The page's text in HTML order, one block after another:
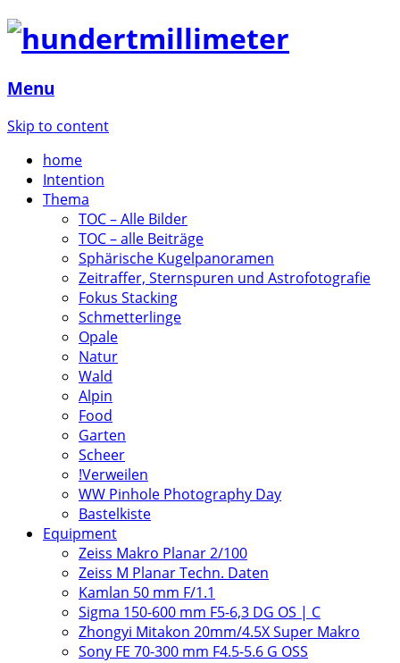
Menu
Skip to content
home
Intention
Thema
TOC – Alle Bilder
TOC – alle Beiträge
Sphärische Kugelpanoramen
Zeitraffer, Sternspuren und Astrofotografie
Fokus Stacking
Schmetterlinge
Opale
Natur
Wald
Alpin
Food
Garten
Scheer
!Verweilen
WW Pinhole Photography Day
Bastelkiste
Equipment
Zeiss Makro Planar 2/100
Zeiss M Planar Techn. Daten
Kamlan 50 mm F/1.1
Sigma 150-600 mm F5-6,3 DG OS | C
Zhongyi Mitakon 20mm/4.5X Super Makro
Sony FE 70-300 mm F4.5-5.6 G OSS